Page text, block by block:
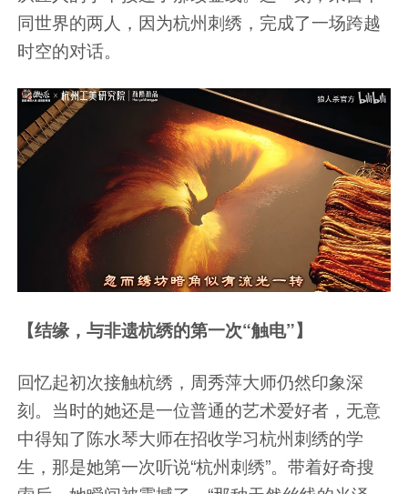
同世界的两人，因为杭州刺绣，完成了一场跨越
时空的对话。
【结缘，与非遗杭绣的第一次“触电”】
回忆起初次接触杭绣，周秀萍大师仍然印象深
刻。当时的她还是一位普通的艺术爱好者，无意
中得知了陈水琴大师在招收学习杭州刺绣的学
生，那是她第一次听说“杭州刺绣”。带着好奇搜